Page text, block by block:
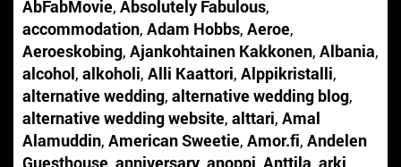
AbFabMovie, Absolutely Fabulous,
accommodation, Adam Hobbs, Aeroe,
Aeroeskobing, Ajankohtainen Kakkonen, Albania,
alcohol, alkoholi, Alli Kaattori, Alppikristalli,
alternative wedding, alternative wedding blog,
alternative wedding website, alttari, Amal
Alamuddin, American Sweetie, Amor.fi, Andelen
Guesthouse, anniversary, anoppi, Anttila, arki,